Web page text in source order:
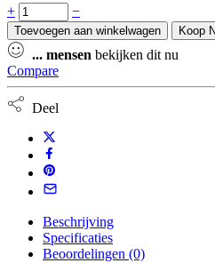
Speenknuffel
Daisy
|
Ecru
|
jollein
speendoekje
Gepersonaliseerd
hoeveelheid
+ −
Toevoegen aan winkelwagen Koop
... mensen bekijken dit nu
Compare
Deel
Beschrijving
Specificaties
Beoordelingen (0)